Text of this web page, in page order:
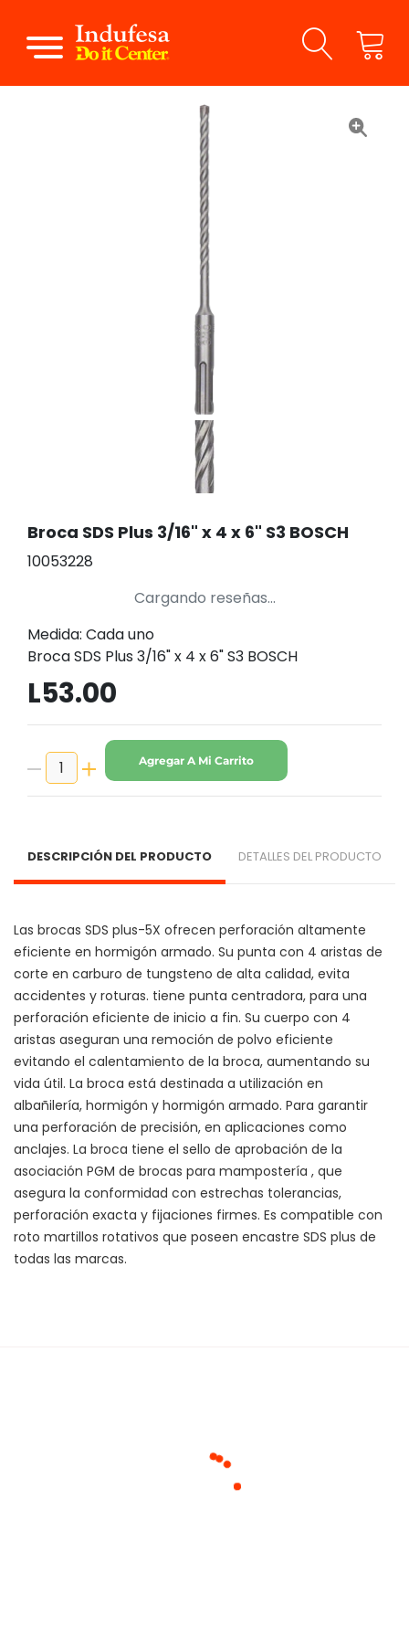
Broca SDS Plus 3/16" x 4 x 6" S3 BOSCH
10053228
Cargando reseñas...
Medida: Cada uno
Broca SDS Plus 3/16" x 4 x 6" S3 BOSCH
L53.00
Agregar A Mi Carrito
DESCRIPCIÓN DEL PRODUCTO DETALLES DEL PRODUCTO
Las brocas SDS plus-5X ofrecen perforación altamente
eficiente en hormigón armado. Su punta con 4 aristas de
corte en carburo de tungsteno de alta calidad, evita
accidentes y roturas. tiene punta centradora, para una
perforación eficiente de inicio a fin. Su cuerpo con 4
aristas aseguran una remoción de polvo eficiente
evitando el calentamiento de la broca, aumentando su
vida útil. La broca está destinada a utilización en
albañilería, hormigón y hormigón armado. Para garantir
una perforación de precisión, en aplicaciones como
anclajes. La broca tiene el sello de aprobación de la
asociación PGM de brocas para mampostería , que
asegura la conformidad con estrechas tolerancias,
perforación exacta y fijaciones firmes. Es compatible con
roto martillos rotativos que poseen encastre SDS plus de
todas las marcas.